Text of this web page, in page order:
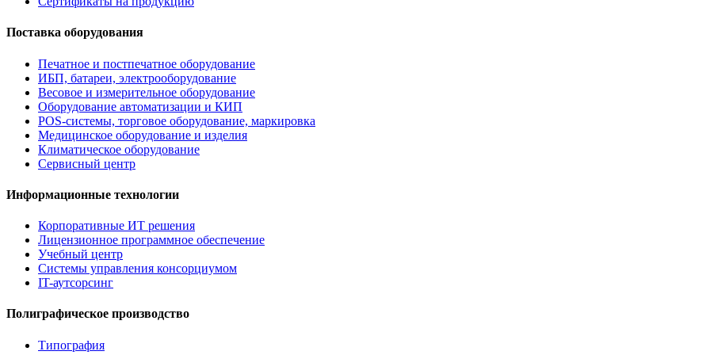
Поставка оборудования
Печатное и постпечатное оборудование
ИБП, батареи, электрооборудование
Весовое и измерительное оборудование
Оборудование автоматизации и КИП
POS-системы, торговое оборудование, маркировка
Медицинское оборудование и изделия
Климатическое оборудование
Сервисный центр
Информационные технологии
Корпоративные ИТ решения
Лицензионное программное обеспечение
Учебный центр
Системы управления консорциумом
IT-аутсорсинг
Полиграфическое производство
Типография